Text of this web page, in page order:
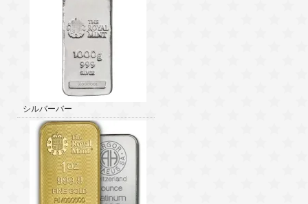
シルバーバー